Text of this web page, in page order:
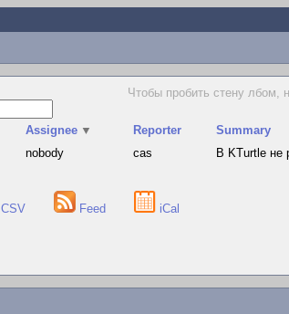
Чтобы пробить стену лбом,
Assignee ▼ Reporter
Summary
nobody cas В KTurtle не
CSV Feed iCal